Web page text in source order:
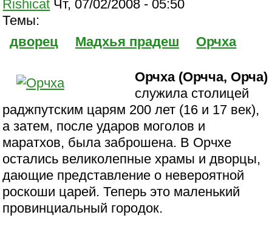
Rishicat Чт, 07/02/2008 - 05:50
Темы:
дворец
Мадхья прадеш Орчха
Орчха (Орчча, Орча)
служила столицей
раджпутским царям 200 лет (16 и 17 век),
а затем, после ударов моголов и
маратхов, была заброшена. В Орчхе
остались великолепные храмы и дворцы,
дающие представление о невероятной
роскоши царей. Теперь это маленький
провинциальный городок.